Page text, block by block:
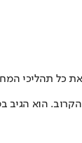
כל תהליכי
הוא